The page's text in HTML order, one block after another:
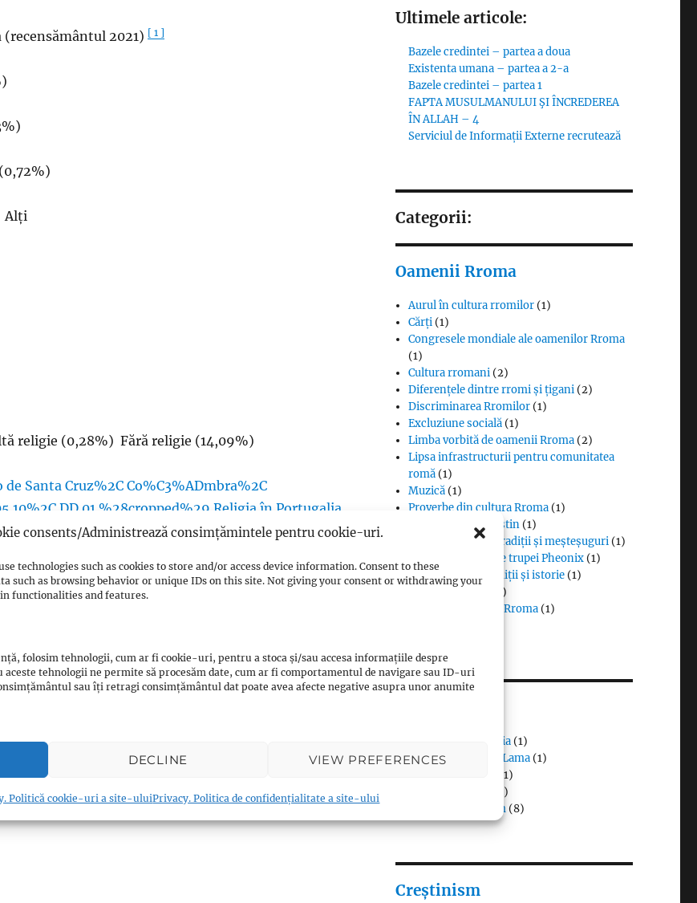
consents/Administrează consimțămintele pentru cookie-uri.
technologies such as cookies to store and/or access device information. Consent to these
such as browsing behavior or unique IDs on this site. Not giving your consent or withdrawing your
functionalities and features.
folosim tehnologii, cum ar fi cookie-uri, pentru a stoca și/sau accesa informațiile despre
tehnologii ne permite să procesăm date, cum ar fi comportamentul de navigare sau ID-uri
sau îți retragi consimțământul dat poate avea afecte negative asupra unor anumite
DECLINE VIEW PREFERENCES
Politică cookie-uri a site-uluiPrivacy. Politica de confidențialitate a site-ului
2021) [ 1 ]
Alți
religie (0,28%) Fără religie (14,09%)
Coimbra
laic, iar constituția sa garantează libertatea
Ultimele articole:
Bazele credintei – partea a doua
Existenta umana – partea a 2-a
Bazele credintei – partea 1
FAPTA MUSULMANULUI ŞI ÎNCREDEREA
ÎN ALLAH – 4
Serviciul de Informații Externe recrutează
Categorii:
Oamenii Rroma
Aurul în cultura rromilor (1)
Cărți (1)
Congresele mondiale ale oamenilor Rroma
(1)
Cultura rromani (2)
Diferențele dintre rromi și țigani (2)
Discriminarea Rromilor (1)
Excluziune socială (1)
Limba vorbită de oamenii Rroma (2)
Lipsa infrastructurii pentru comunitatea
romă (1)
Muzică (1)
Proverbe din cultura Rroma (1)
Romii și cultul creștin (1)
Rromii căldărari: tradiții și meșteșuguri (1)
Rromii în melodiile trupei Pheonix (1)
Rromii slătari: tradiții și istorie (1)
(1)
Steagul oamenilor Rroma (1)
Budismul în Japonia (1)
Interviuri cu Dalai Lama (1)
(1)
(1)
Termeni în budism (8)
Creștinism